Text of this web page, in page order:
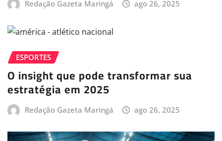
Redação Gazeta Maringá ago 26, 2025
ESPORTES
O insight que pode transformar sua
estratégia em 2025
Redação Gazeta Maringá ago 26, 2025